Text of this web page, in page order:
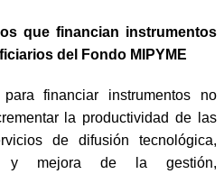
que financian instrumentos
del Fondo MIPYME
financiar instrumentos no
la productividad de las
de difusión tecnológica,
y mejora de la gestión,